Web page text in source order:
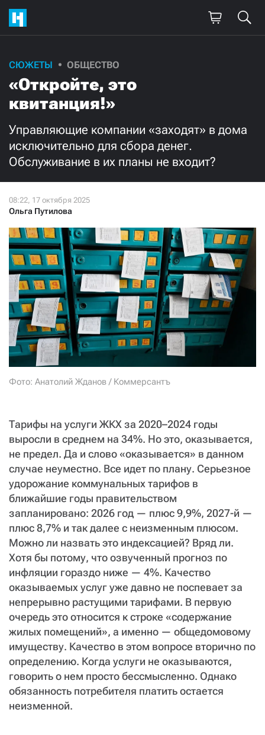
СЮЖЕТЫ ОБЩЕСТВО
«Откройте, это
квитанция!»
Управляющие компании «заходят» в дома
исключительно для сбора денег.
Обслуживание в их планы не входит?
Ольга Путилова
Фото: Анатолий Жданов / Коммерсантъ
Тарифы на услуги ЖКХ за 2020–2024 годы
выросли в среднем на 34%. Но это, оказывается,
не предел. Да и слово «оказывается» в данном
случае неуместно. Все идет по плану. Серьезное
удорожание коммунальных тарифов в
ближайшие годы правительством
запланировано: 2026 год — плюс 9,9%, 2027-й —
плюс 8,7% и так далее с неизменным плюсом.
Можно ли назвать это индексацией? Вряд ли.
Хотя бы потому, что озвученный прогноз по
инфляции гораздо ниже — 4%. Качество
оказываемых услуг уже давно не поспевает за
непрерывно растущими тарифами. В первую
очередь это относится к строке «содержание
жилых помещений», а именно — общедомовому
имуществу. Качество в этом вопросе вторично по
определению. Когда услуги не оказываются,
говорить о нем просто бессмысленно. Однако
обязанность потребителя платить остается
неизменной.
Поддержите
нашу работу!
Ежемесячно
3000 1000
Нажимая кнопку «Стать соучастником»,
я принимаю условия и подтверждаю свое гражданство РФ
СТАТЬ СОУЧАСТНИКОМ
ПОДЕЛИТЬСЯ С ДРУЗЬЯМИ
Если у вас есть вопросы, пишите donate@novayagazeta.ruили
звоните:
+7 (929) 612-03-68